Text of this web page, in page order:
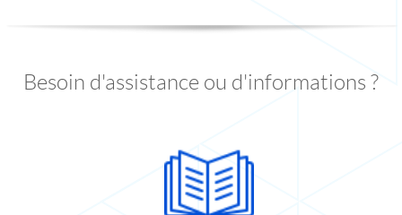
Besoin d'assistance ou d'informations ?